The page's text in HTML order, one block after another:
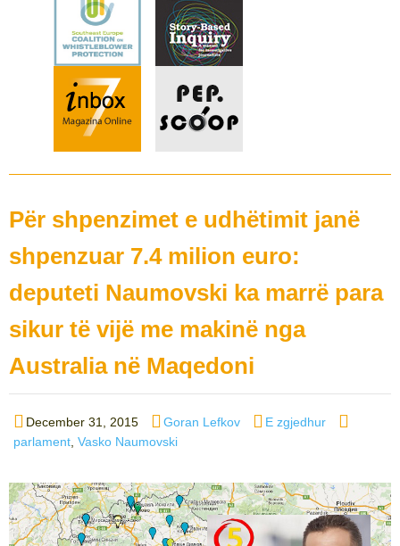
Për shpenzimet e udhëtimit janë
shpenzuar 7.4 milion euro:
deputeti Naumovski ka marrë para
sikur të vijë me makinë nga
Australia në Maqedoni
Posted
on
December 31, 2015 Author
Goran Lefkov Categories
E zgjedhur
parlament Vasko Naumovski